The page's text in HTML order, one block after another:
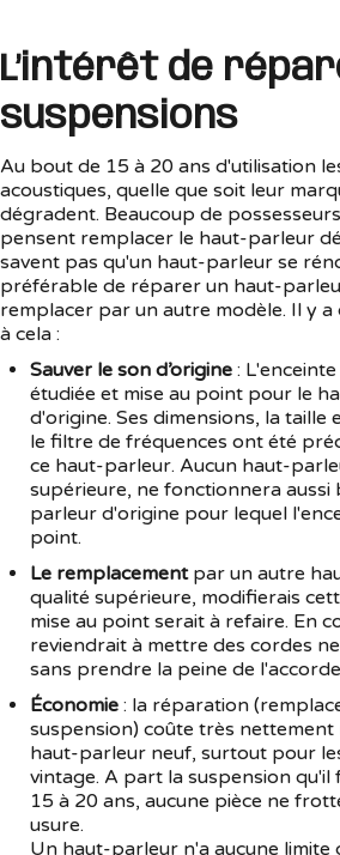
L’intérêt de
suspensions
Au bout de 15 à 20 ans d'utilisation
acoustiques, quelle que soit leur
dégradent. Beaucoup de
pensent remplacer le haut-parleur
savent pas qu'un haut-parleur se
préférable de réparer un haut-
remplacer par un autre modèle. Il y
à cela :
Sauver le son d’origine :
étudiée et mise au point pour le
d'origine. Ses dimensions, la taille
le filtre de fréquences ont été
ce haut-parleur. Aucun haut-
supérieure, ne fonctionnera aussi
parleur d'origine pour lequel
point.
Le remplacementpar un autre
qualité supérieure, modifierais
mise au point serait à refaire. En
reviendrait à mettre des cordes
sans prendre la peine de
Économie : la réparation
suspension) coûte très nettement
haut-parleur neuf, surtout pour
vintage. A part la suspension qu'il
15 à 20 ans, aucune pièce ne
usure.
Un haut-parleur n'a aucune limite